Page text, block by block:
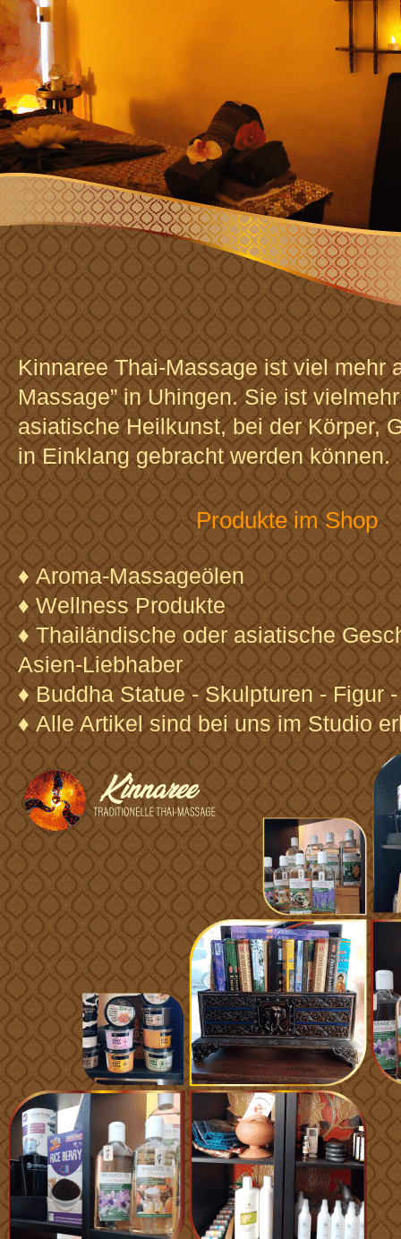
Kinnaree Thai-Massage ist viel mehr
Massage” in Uhingen. Sie ist
asiatische Heilkunst, bei der Körper,
in Einklang gebracht werden können.
Produkte im Shop
♦ Aroma-Massageölen
♦ Wellness Produkte
♦ Thailändische oder asiatische
Asien-Liebhaber
♦ Buddha Statue - Skulpturen - Figur
♦ Alle Artikel sind bei uns im Studio